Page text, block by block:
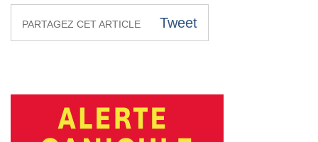
PARTAGEZ CET ARTICLE Tweet